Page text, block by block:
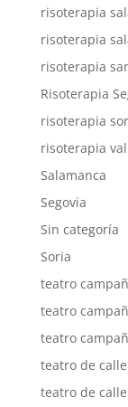
risoterapia
risoterapia
risoterapia
Risoterapia
risoterapia
risoterapia
Salamanca
Segovia
Sin categoría
Soria
teatro
teatro
teatro
teatro de
teatro de